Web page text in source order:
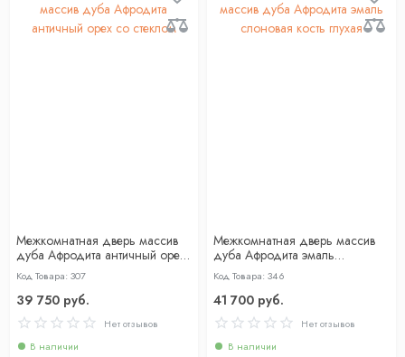
Межкомнатная дверь массив
дуба Афродита античный орех
со стеклом
Код Товара: 307
39 750 руб.
Нет отзывов
В наличии
Межкомнатная дверь массив
дуба Афродита эмаль
слоновая кость глухая
Код Товара: 346
41 700 руб.
Нет отзывов
В наличии